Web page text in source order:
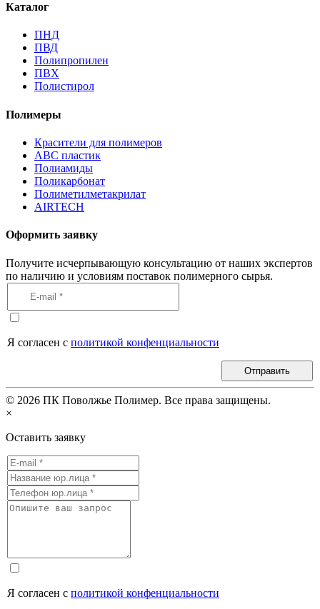
Каталог
ПНД
ПВД
Полипропилен
ПВХ
Полистирол
Полимеры
Красители для полимеров
АВС пластик
Полиамиды
Поликарбонат
Полиметилметакрилат
AIRTECH
Оформить заявку
Получите исчерпывающую консультацию от наших экспертов
по наличию и условиям поставок полимерного сырья.
Я согласен с политикой конфенциальности
Отправить
© 2026 ПК Поволжье Полимер. Все права защищены.
×
Оставить заявку
Я согласен с политикой конфенциальности